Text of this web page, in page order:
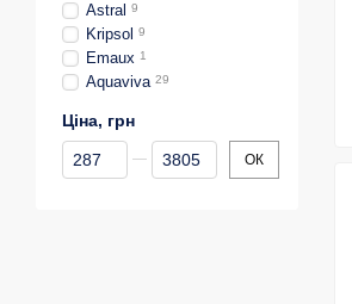
Astral 9
Kripsol 9
Emaux 1
Aquaviva 29
Ціна, грн
Від Ціна, грн
До Ціна, грн ОК